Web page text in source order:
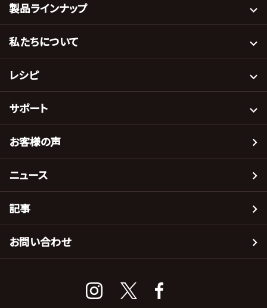
製品ラインナップ
私たちについて
レシピ
サポート
お客様の声
ニュース
記事
お問い合わせ